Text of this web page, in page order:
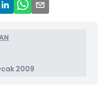
2009